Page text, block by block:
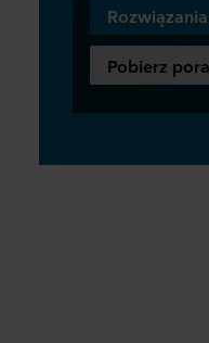
Pobierz